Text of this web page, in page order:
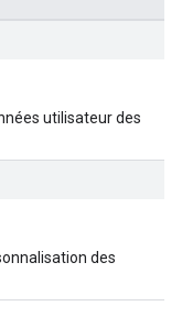
utilisateur des
des